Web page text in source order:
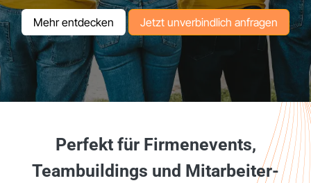
Mehr entde​​​​cken Jetz​​t unverbindlich a​​​​nfr​​agen
Perfekt für Firmenevents,
Teambuildings und Mitarbeiter-